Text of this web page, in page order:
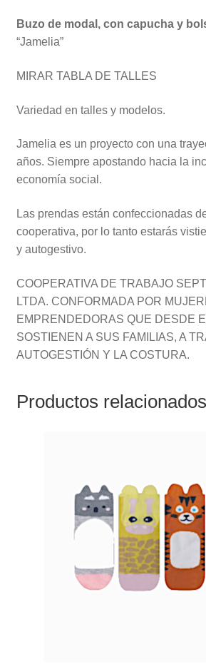
Buzo de modal, con capucha y
“Jamelia”
MIRAR TABLA DE TALLES
Variedad en talles y modelos.
Jamelia es un proyecto con una
años. Siempre apostando hacia la
economía social.
Las prendas están confeccionadas
cooperativa, por lo tanto estarás
y autogestivo.
COOPERATIVA DE TRABAJO
LTDA. CONFORMADA POR
EMPRENDEDORAS QUE DESDE
SOSTIENEN A SUS FAMILIAS, A
AUTOGESTIÓN Y LA COSTURA.
Productos relacionados